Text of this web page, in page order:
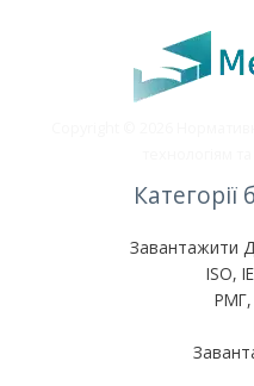
Категорії
Завантажити
ISO,